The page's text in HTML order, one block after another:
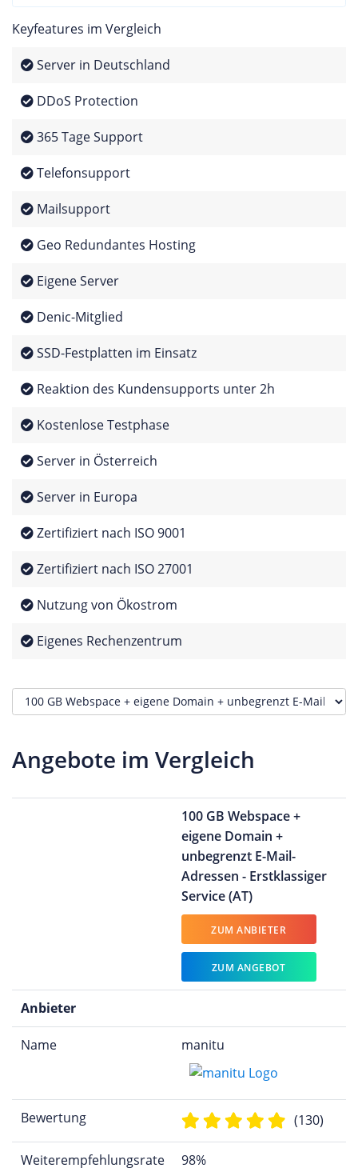
Keyfeatures im Vergleich
Server in Deutschland
DDoS Protection
365 Tage Support
Telefonsupport
Mailsupport
Geo Redundantes Hosting
Eigene Server
Denic-Mitglied
SSD-Festplatten im Einsatz
Reaktion des Kundensupports unter 2h
Kostenlose Testphase
Server in Österreich
Server in Europa
Zertifiziert nach ISO 9001
Zertifiziert nach ISO 27001
Nutzung von Ökostrom
Eigenes Rechenzentrum
Angebote im Vergleich
100 GB Webspace +
eigene Domain +
unbegrenzt E-Mail-
Adressen - Erstklassiger
Service (AT)
ZUM ANBIETER
ZUM ANGEBOT
Anbieter
Name manitu
Bewertung (130)
Weiterempfehlungsrate 98%